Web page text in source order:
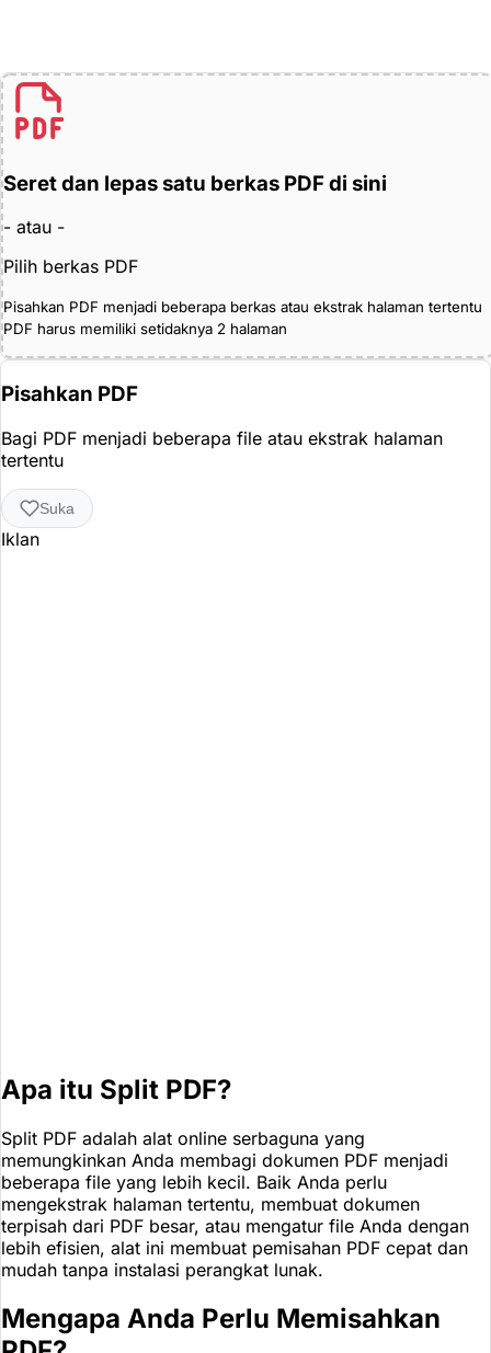
Seret dan lepas satu berkas PDF di sini
- atau -
Pilih berkas PDF
Pisahkan PDF menjadi beberapa berkas atau ekstrak halaman tertentu
PDF harus memiliki setidaknya 2 halaman
Pisahkan PDF
Bagi PDF menjadi beberapa file atau ekstrak halaman
tertentu
Suka
Iklan
Apa itu Split PDF?
Split PDF adalah alat online serbaguna yang
memungkinkan Anda membagi dokumen PDF menjadi
beberapa file yang lebih kecil. Baik Anda perlu
mengekstrak halaman tertentu, membuat dokumen
terpisah dari PDF besar, atau mengatur file Anda dengan
lebih efisien, alat ini membuat pemisahan PDF cepat dan
mudah tanpa instalasi perangkat lunak.
Mengapa Anda Perlu Memisahkan